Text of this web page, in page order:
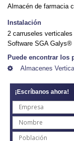
Almacén de farmacia
Instalación
2 carruseles
Software SGA
Puede encontrar los
Almacenes
¡Escríbanos ahora!